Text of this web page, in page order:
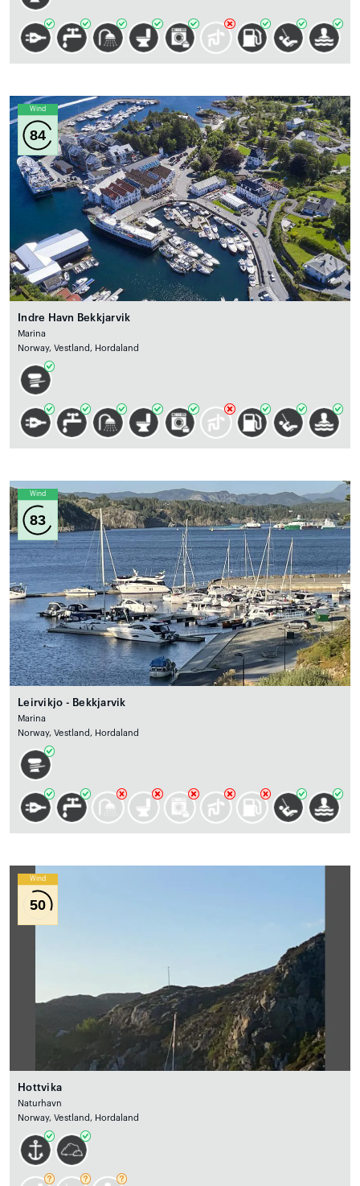
Wind
84
Indre Havn Bekkjarvik
Marina
Norway, Vestland, Hordaland
Wind
83
Leirvikjo - Bekkjarvik
Marina
Norway, Vestland, Hordaland
Wind
50
Hottvika
Naturhavn
Norway, Vestland, Hordaland